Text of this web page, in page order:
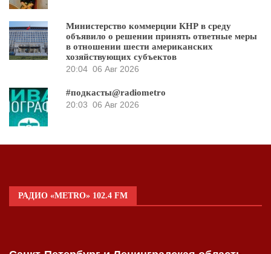
Министерство коммерции КНР в среду
объявило о решении принять ответные меры
в отношении шести американских
хозяйствующих субъектов
20:04 06 Авг 2026
#подкасты@radiometro
20:03 06 Авг 2026
РАДИО «METRO» 102.4 FM